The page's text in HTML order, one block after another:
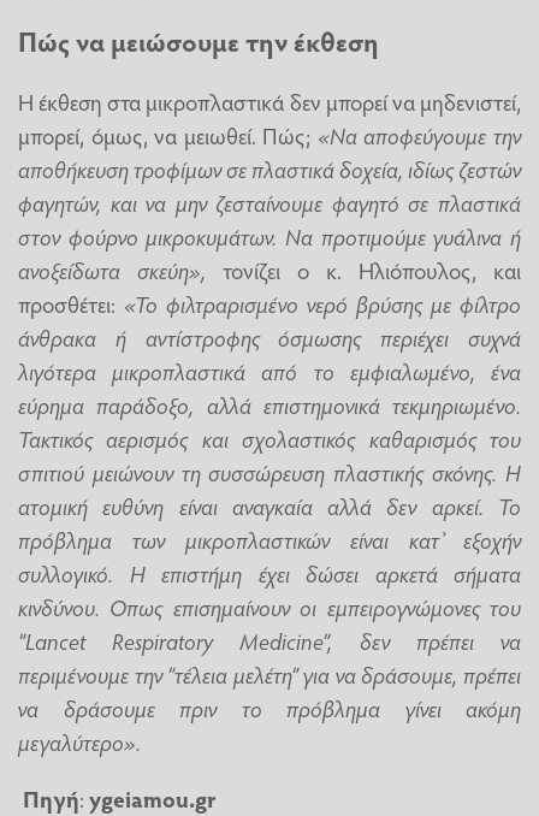
Πώς να μειώσουμε την έκθεση
Η έκθεση στα μικροπλαστικά δεν μπορεί να μηδενιστεί,
μπορεί, όμως, να μειωθεί. Πώς; «Να αποφεύγουμε την
αποθήκευση τροφίμων σε πλαστικά δοχεία, ιδίως ζεστών
φαγητών, και να μην ζεσταίνουμε φαγητό σε πλαστικά
στον φούρνο μικροκυμάτων. Να προτιμούμε γυάλινα ή
ανοξείδωτα σκεύη», τονίζει ο κ. Ηλιόπουλος, και
προσθέτει: «Το φιλτραρισμένο νερό βρύσης με φίλτρο
άνθρακα ή αντίστροφης όσμωσης περιέχει συχνά
λιγότερα μικροπλαστικά από το εμφιαλωμένο, ένα
εύρημα παράδοξο, αλλά επιστημονικά τεκμηριωμένο.
Τακτικός αερισμός και σχολαστικός καθαρισμός του
σπιτιού μειώνουν τη συσσώρευση πλαστικής σκόνης. Η
ατομική ευθύνη είναι αναγκαία αλλά δεν αρκεί. Το
πρόβλημα των μικροπλαστικών είναι κατ’ εξοχήν
συλλογικό. Η επιστήμη έχει δώσει αρκετά σήματα
κινδύνου. Οπως επισημαίνουν οι εμπειρογνώμονες του
”Lancet Respiratory Medicine”, δεν πρέπει να
περιμένουμε την ”τέλεια μελέτη” για να δράσουμε, πρέπει
να δράσουμε πριν το πρόβλημα γίνει ακόμη
μεγαλύτερο».
Πηγή:ygeiamou.gr